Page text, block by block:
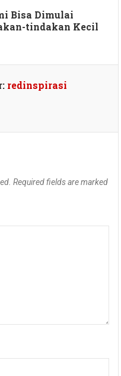
Bisa Dimulai
tindakan Kecil
redinspirasi
Required fields are marked